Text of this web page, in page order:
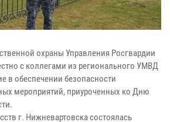
охраны Управления Росгвардии
с коллегами из регионального УМВД
в обеспечении безопасности
мероприятий, приуроченных ко Дню
г. Нижневартовска состоялась